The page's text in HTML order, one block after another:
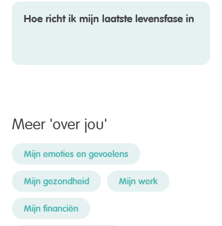
Hoe richt ik mijn laatste levensfase in
Meer 'over jou '
Mijn emoties en gevoelens
Mijn gezondheid Mijn werk
Mijn financiën